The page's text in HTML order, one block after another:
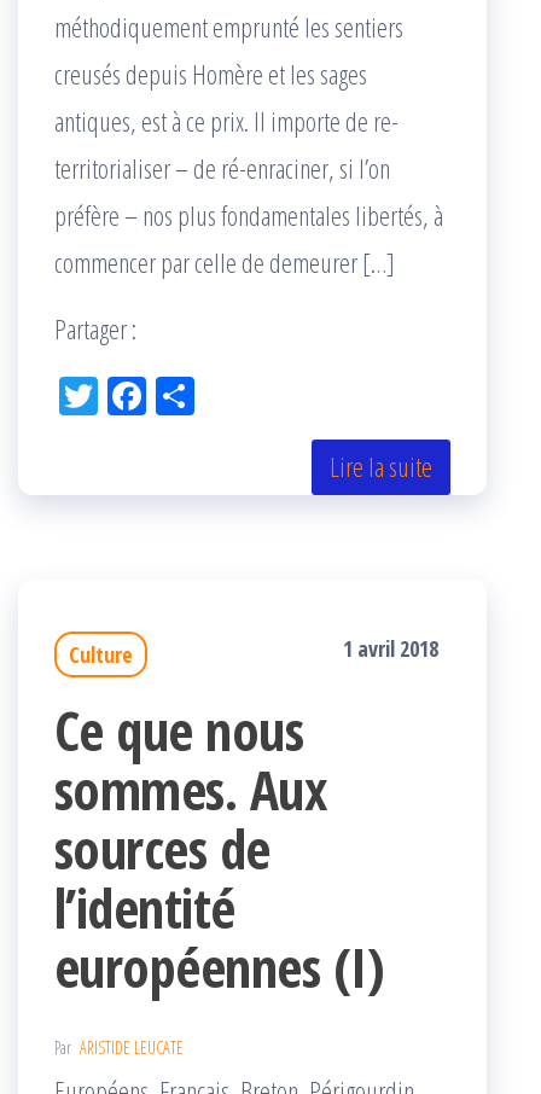
méthodiquement emprunté les sentiers
creusés depuis Homère et les sages
antiques, est à ce prix. Il importe de re-
territorialiser – de ré-enraciner, si l’on
préfère – nos plus fondamentales libertés, à
commencer par celle de demeurer […]
Partager :
Tw Fac
k r
Lire la suite
Culture 1 avril 2018
Ce que nous
sommes. Aux
sources de
l’identité
européennes (I)
Par ARISTIDE LEUCATE